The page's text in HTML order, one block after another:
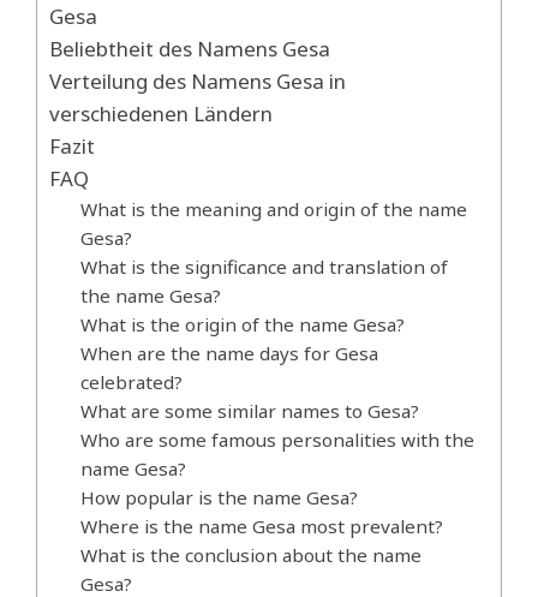
Gesa
Beliebtheit des Namens Gesa
Verteilung des Namens Gesa in
verschiedenen Ländern
Fazit
FAQ
What is the meaning and origin of the name
Gesa?
What is the significance and translation of
the name Gesa?
What is the origin of the name Gesa?
When are the name days for Gesa
celebrated?
What are some similar names to Gesa?
Who are some famous personalities with the
name Gesa?
How popular is the name Gesa?
Where is the name Gesa most prevalent?
What is the conclusion about the name
Gesa?